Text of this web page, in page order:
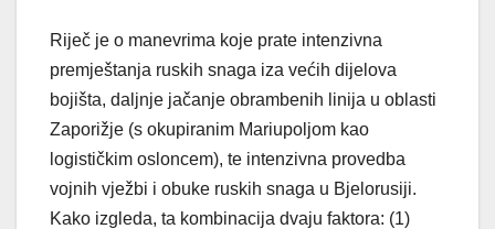
Riječ je o manevrima koje prate intenzivna
premještanja ruskih snaga iza većih dijelova
bojišta, daljnje jačanje obrambenih linija u oblasti
Zaporižje (s okupiranim Mariupoljom kao
logističkim osloncem), te intenzivna provedba
vojnih vježbi i obuke ruskih snaga u Bjelorusiji.
Kako izgleda, ta kombinacija dvaju faktora: (1)